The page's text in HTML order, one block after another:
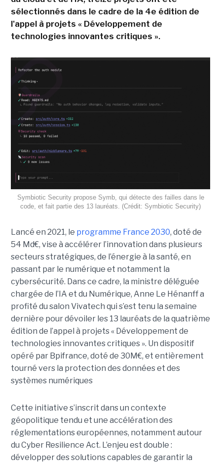
sélectionnés dans le cadre de la 4e édition de
l'appel à projets « Développement de
technologies innovantes critiques ».
Symbiotic Security propose Symb, qui détecte des failles dans le
code, et fait partie des 13 lauréats. (Crédit: Symbiotic Security)
Lancé en 2021, le programme France 2030, doté de
54 Md€, vise à accélérer l’innovation dans plusieurs
secteurs stratégiques, de l’énergie à la santé, en
passant par le numérique et notamment la
cybersécurité. Dans ce cadre, la ministre déléguée
chargée de l’IA et du Numérique, Anne Le Hénanff a
profité du salon Vivatech qui s’est tenu la semaine
dernière pour dévoiler les 13 lauréats de la quatrième
édition de l’appel à projets « Développement de
technologies innovantes critiques ». Un dispositif
opéré par Bpifrance, doté de 30M€, et entièrement
tourné vers la protection des données et des
systèmes numériques
Cette initiative s’inscrit dans un contexte
géopolitique tendu et une accélération des
réglementations européennes, notamment autour
du Cyber Resilience Act. L’enjeu est double :
développer des solutions capables de garantir la